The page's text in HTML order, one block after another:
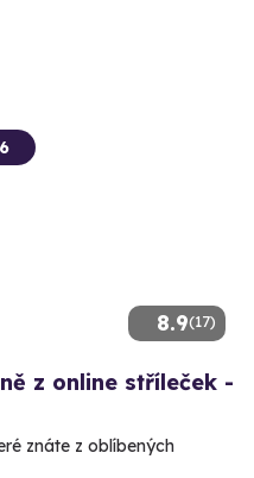
8.9(17)
z online stříleček -
znáte z oblíbených